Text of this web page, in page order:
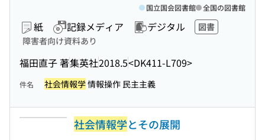
紙 記録メディア デジタル
図書
障害者向け資料あり
福田直子 著集英社2018.5<DK411-L709>
国立国会図書館 全国の図書館
件名 社会情報学情報操作 民主主義
社会情報学とその展開